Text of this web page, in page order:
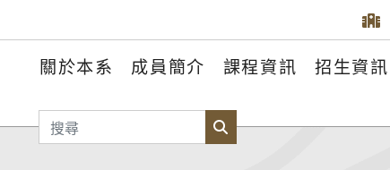
關於本系 成員簡介 課程資訊 招生資訊
搜尋